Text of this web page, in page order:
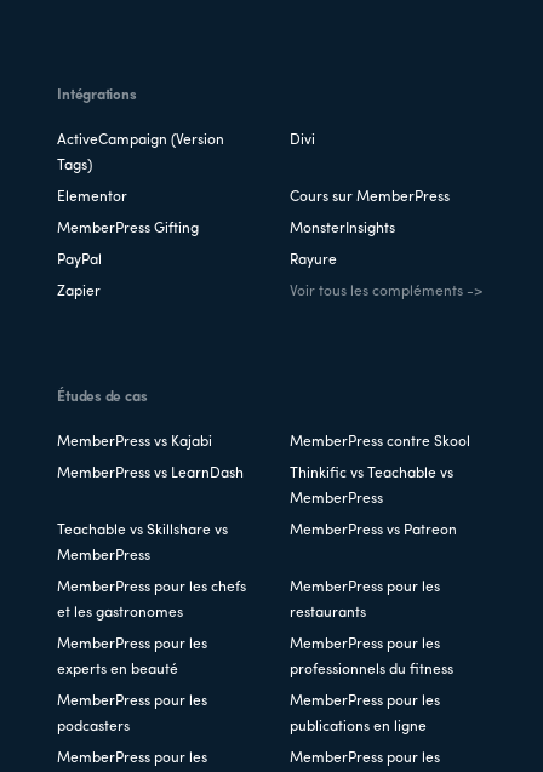
Intégrations
ActiveCampaign (Version
Tags)
Divi
Elementor Cours sur MemberPress
MemberPress Gifting MonsterInsights
PayPal Rayure
Zapier Voir tous les compléments ->
Études de cas
MemberPress vs Kajabi MemberPress contre Skool
MemberPress vs LearnDash
Thinkific vs Teachable vs
MemberPress
Teachable vs Skillshare vs
MemberPress
MemberPress vs Patreon
MemberPress pour les chefs
et les gastronomes
MemberPress pour les
restaurants
MemberPress pour les
experts en beauté
MemberPress pour les
professionnels du fitness
MemberPress pour les
podcasters
MemberPress pour les
publications en ligne
MemberPress pour les
MemberPress pour les